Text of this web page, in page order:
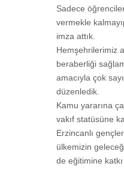
Sadece
vermekle
imza attık.
Hemşehrilerimiz
beraberliği
amacıyla çok
düzenledik.
Kamu yararına
vakıf statüsüne
Erzincanlı
ülkemizin
de eğitimine katkı